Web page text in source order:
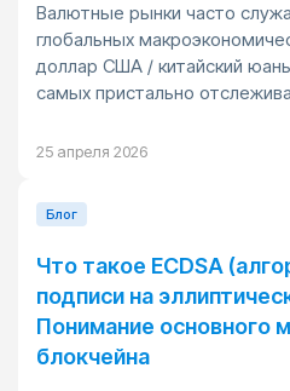
Валютные рынки часто
глобальных
доллар США / китайский
самых пристально
25 апреля 2026
Блог
Что такое ECDSA
подписи на
Понимание основного
блокчейна